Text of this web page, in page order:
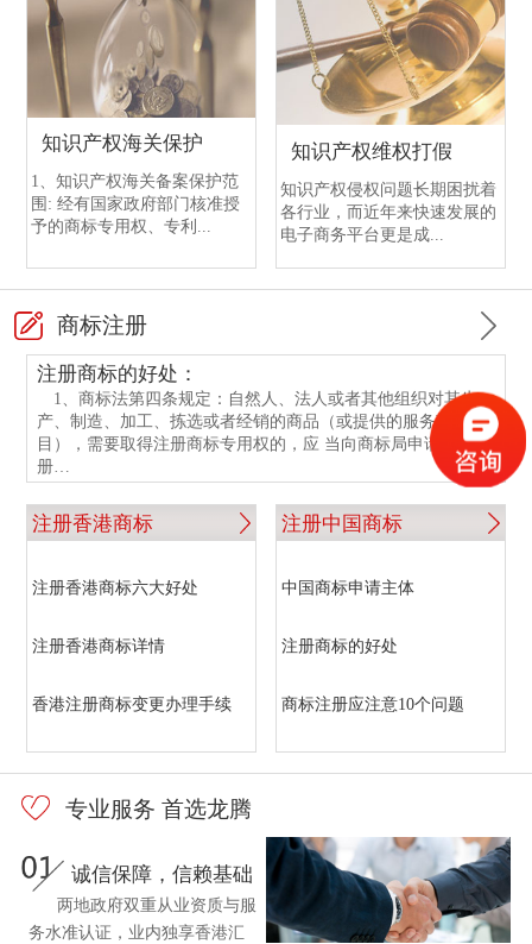
香港中国银行开户
香港中行与国内中行开户的不同点
中国银行开户手续
中银香港银行开户所需文件
香港渣打银行与国内渣打银行区别
渣打银行开户流程
香港渣打银行与国内渣打银行开户情况
香港渣打银行开户指南
渣打银行开户资料
恒生银行开户
香港恒生银行介绍
知识产权海关保护
1、知识产权海关备案保护范
围: 经有国家政府部门核准授
予的商标专用权、专利...
知识产权维权打假
知识产权侵权问题长期困扰着
各行业，而近年来快速发展的
电子商务平台更是成...
商标注册
注册商标的好处：
1、商标法第四条规定：自然人、法人或者其他组织对其生
产、制造、加工、拣选或者经销的商品（或提供的服务项
目），需要取得注册商标专用权的，应 当向商标局申请商标注
册…
注册香港商标
注册香港商标六大好处
注册香港商标详情
香港注册商标变更办理手续
注册中国商标
中国商标申请主体
注册商标的好处
商标注册应注意10个问题
专业服务 首选龙腾
诚信保障，信赖基础
两地政府双重从业资质与服
务水准认证，业内独享香港汇